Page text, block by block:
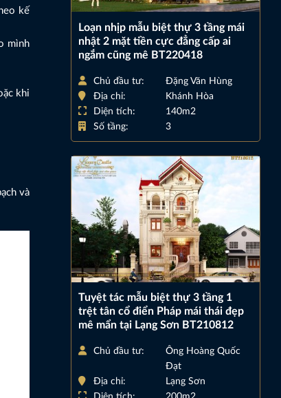
kế
mình
khi
và
Loạn nhịp mẫu biệt thự 3 tầng mái
nhật 2 mặt tiền cực đẳng cấp ai
ngắm cũng mê BT220418
Chủ đầu tư:
Đặng Văn Hùng
Địa chỉ:
Khánh Hòa
Diện tích:
140m2
Số tầng:
3
Tuyệt tác mẫu biệt thự 3 tầng 1
trệt tân cổ điển Pháp mái thái đẹp
mê mẩn tại Lạng Sơn BT210812
Chủ đầu tư:
Ông Hoàng Quốc
Đạt
Địa chỉ:
Lạng Sơn